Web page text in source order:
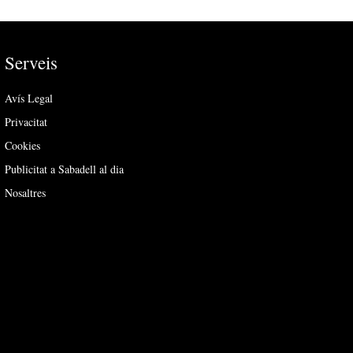
Serveis
Avís Legal
Privacitat
Cookies
Publicitat a Sabadell al dia
Nosaltres